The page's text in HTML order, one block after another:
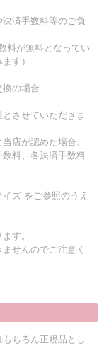
済手数料等のご負
料が無料となってい
す）
の場合
させていただきま
店が認めた場合、
料、各決済手数料
ズ をご参照のうえ
す。
せんのでご注意く
ちろん正規品とし